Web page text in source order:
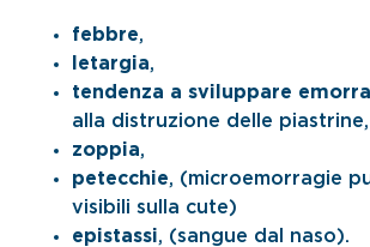
febbre,
letargia,
tendenza a sviluppare
alla distruzione delle piastrine,
zoppia,
petecchie, (microemorragie
visibili sulla cute)
epistassi, (sangue dal naso).